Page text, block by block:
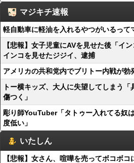
マジキチ速報
軽自動車に軽油を入れるやつがいるって
【悲報】女子児童にAVを見せた後「イ
インコを見せたジジイ、逮捕
アメリカの共和党内でブリトー内戦が勃
トー横キッズ、大人に失望してしまう
傷つく」
彫り師YouTuber「タトゥー入れてる奴
度低い」
いたしん
【悲報】女さん、喧嘩を売ってボコボ